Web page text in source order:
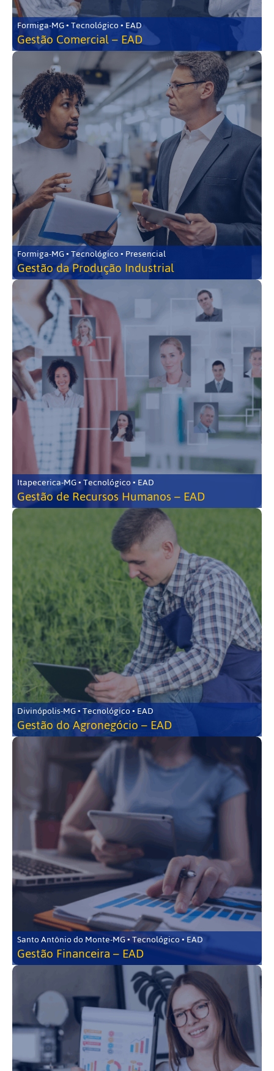
Formiga-MG • Tecnológico • EAD
Gestão Comercial – EAD
Formiga-MG • Tecnológico • Presencial
Gestão da Produção Industrial
Itapecerica-MG • Tecnológico • EAD
Gestão de Recursos Humanos – EAD
Divinópolis-MG • Tecnológico • EAD
Gestão do Agronegócio – EAD
Santo Antônio do Monte-MG • Tecnológico • EAD
Gestão Financeira – EAD